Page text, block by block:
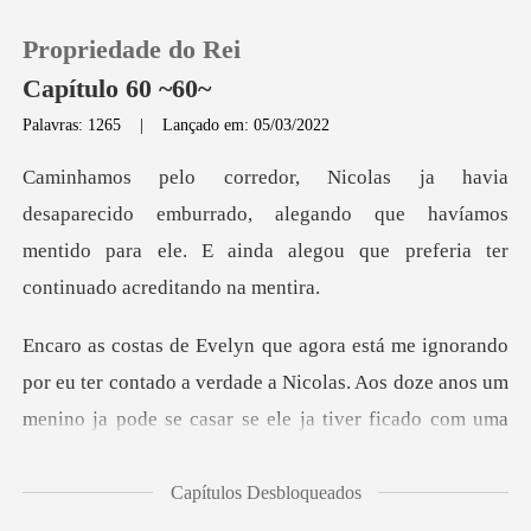
0
Loja
Sair
Propriedade do Rei
Capítulo 60 ~60~
Palavras: 1265 |Lançado em: 05/03/2022
burrado, alegando que havíamos
mentido para ele. E ainda a
por eu ter contado a verdade a Nicolas. Aos doze anos um
m
Capítulos Desbloqueados